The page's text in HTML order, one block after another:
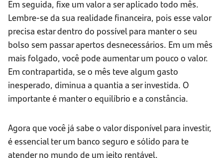
Em seguida, fixe um valor a ser aplicado todo mês.
Lembre-se da sua realidade financeira, pois esse valor
precisa estar dentro do possível para manter o seu
bolso sem passar apertos desnecessários. Em um mês
mais folgado, você pode aumentar um pouco o valor.
Em contrapartida, se o mês teve algum gasto
inesperado, diminua a quantia a ser investida. O
importante é manter o equilíbrio e a constância.
Agora que você já sabe o valor disponível para investir,
é essencial ter um banco seguro e sólido para te
atender no mundo de um jeito rentável.